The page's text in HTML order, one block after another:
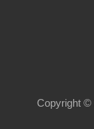
Copyright ©